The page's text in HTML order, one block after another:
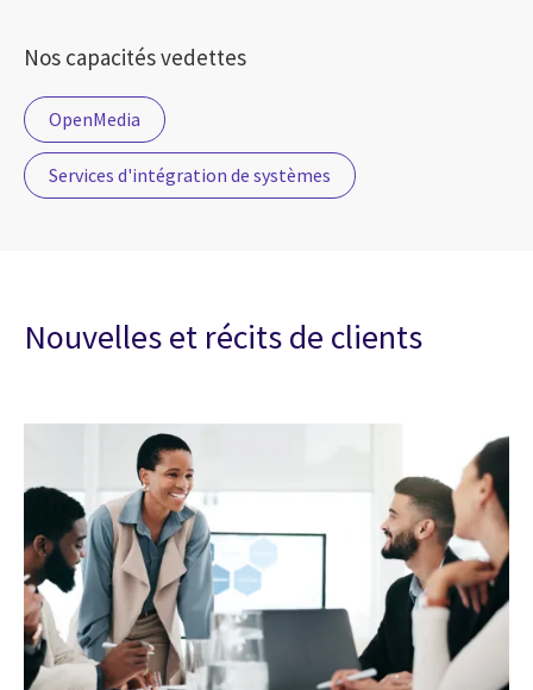
Nos capacités vedettes
OpenMedia
Services d'intégration de systèmes
Nouvelles et récits de clients